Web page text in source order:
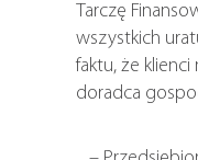
Tarczę
wszystkich
faktu, że
doradca